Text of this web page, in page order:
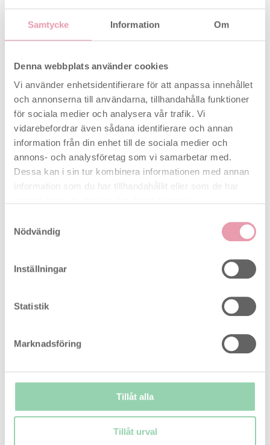
Samtycke Information Om
Denna webbplats använder cookies
Vi använder enhetsidentifierare för att anpassa innehållet
och annonserna till användarna, tillhandahålla funktioner
för sociala medier och analysera vår trafik. Vi
vidarebefordrar även sådana identifierare och annan
information från din enhet till de sociala medier och
annons- och analysföretag som vi samarbetar med.
Dessa kan i sin tur kombinera informationen med annan
information som du har tillhandahållit eller som de har
Nödvändig
Inställningar
Statistik
Marknadsföring
Tillåt alla
Tillåt urval
10 st SmileReader ägglossningsteststickor (25
mIU/mL)
mIU/mL)
1 st Babyplan silikonkopp för urinprov
Clearblue Ultratidigt (5-pack) – Inget lämnas åt
slumpen
Testa upp till 6 dagar före utebliven mens
Clearblue Ultratidigt är vårt mest känsliga
visuella test (10mIU/ml). Med 5 tester i
Över 99 % tillförlitlighet
Du kan lita på
dagen då du förväntar din menstruation.
spetsen och det greppvänliga handtaget gör
det enkelt att använda, medan resultatet
SmileReader – Planera din graviditet digitalt
den smartaSmileReader-appenför att hitta dina
mest fertila dagar. Appen hjälper dig att tolka
testresultaten och skapar en personlig